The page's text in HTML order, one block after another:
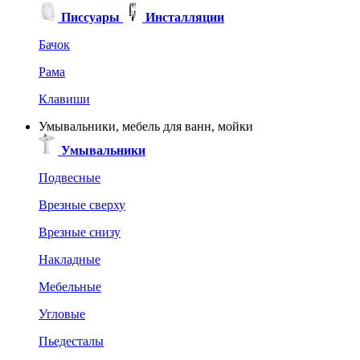
Писсуары
Инсталляции
Бачок
Рама
Клавиши
Умывальники, мебель для ванн, мойки
Умывальники
Подвесные
Врезные сверху
Врезные снизу
Накладные
Мебельные
Угловые
Пьедесталы